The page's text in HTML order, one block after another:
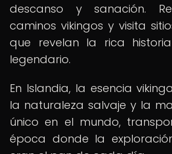
descanso y sanación.
caminos vikingos y visita
que revelan la rica
legendario.
En Islandia, la esencia
la naturaleza salvaje y la
único en el mundo,
época donde la